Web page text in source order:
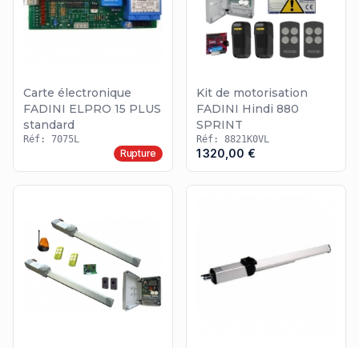
Carte électronique
FADINI ELPRO 15 PLUS
standard
Réf: 7075L
Rupture
Kit de motorisation
FADINI Hindi 880
SPRINT
Réf: 8821K0VL
1 320,00 €